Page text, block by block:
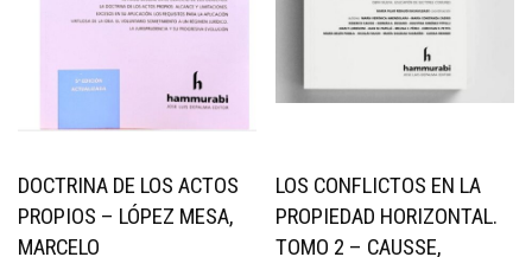
DOCTRINA DE LOS ACTOS
PROPIOS – LÓPEZ MESA,
MARCELO
LOS CONFLICTOS EN LA
PROPIEDAD HORIZONTAL.
TOMO 2 – CAUSSE,